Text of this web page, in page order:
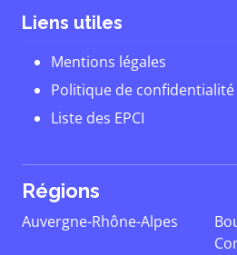
Liens utiles
Mentions légales
Politique de confidentialité
Liste des EPCI
Régions
Auvergne-Rhône-Alpes
Bourgogne-Franche-